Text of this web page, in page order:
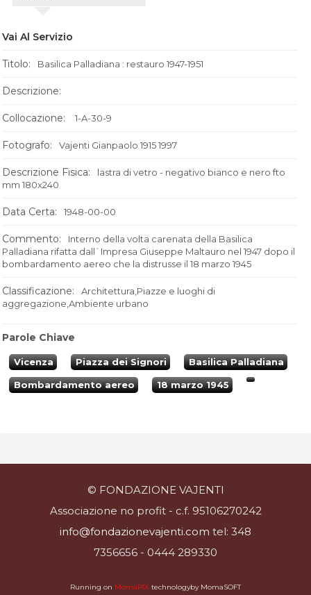
Parole Chiave
Vicenza Piazza dei Signori Basilica Palladiana
Bombardamento aereo 18 marzo 1945
Classificazione:
Architettura,Piazze e luoghi di
aggregazione,Ambiente urbano
Fotografo: Vajenti Gianpaolo 1915 1997
Vai Al Servizio
Titolo: Basilica Palladiana : restauro 1947-1951
Descrizione Fisica:
lastra di vetro - negativo bianco e nero fto
mm 180x240
Descrizione:
Data Certa: 1948-00-00
Collocazione: 1-A-30-9
Commento:
Interno della volta carenata della Basilica
Palladiana rifatta dall`Impresa Giuseppe Maltauro nel 1947 dopo il
bombardamento aereo che la distrusse il 18 marzo 1945
© FONDAZIONE VAJENTI
Associazione no profit - c.f. 95106270242
info@fondazionevajenti.com tel: 348
7356656 - 0444 289330
Running on MomaPIX technologyby MomaSOFT